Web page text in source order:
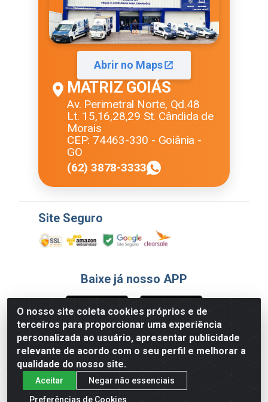
O nosso site coleta cookies próprios e de
terceiros para proporcionar uma experiência
personalizada ao usuário, apresentar publicidade
relevante de acordo com o seu perfil e melhorar a
qualidade do nosso site.
Aceitar
Negar não essenciais
Preferências de Cookies
Abrir no Maps
MATRIZ GOIÁS
Av. Perimetral Norte, Qd.48
Lt. 15,16,28,29 St. Cândida de
Morais
CEP: 74463-330 - Goiânia -
GO
(62) 3878-3333
Site Seguro
Baixe já nosso APP
Formas de Pagamento